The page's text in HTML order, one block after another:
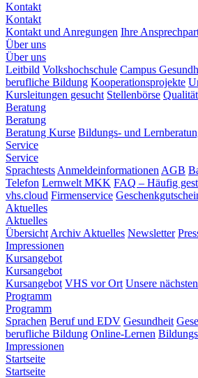
Kontakt
Kontakt
Kontakt und Anregungen Ihre
Über uns
Über uns
Leitbild Volkshochschule Campus
berufliche Bildung Kooperationsprojekte
Kursleitungen gesucht Stellenbörse Qualität
Beratung
Beratung
Beratung Kurse Bildungs- und
Service
Service
Sprachtests Anmeldeinformationen AGB
Telefon Lernwelt MKK FAQ – Häufig
vhs.cloud Firmenservice
Aktuelles
Aktuelles
Übersicht Archiv Aktuelles Newsletter
Impressionen
Kursangebot
Kursangebot
Kursangebot VHS vor Ort Unsere
Programm
Programm
Sprachen Beruf und EDV Gesundheit
berufliche Bildung Online-Lernen
Impressionen
Startseite
Startseite